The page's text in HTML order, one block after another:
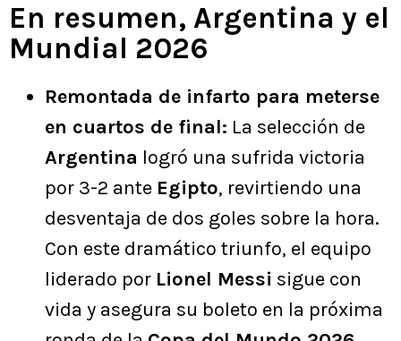
En resumen, Argentina y el
Mundial 2026
Remontada de infarto para meterse
en cuartos de final: La selección de
Argentina logró una sufrida victoria
por 3-2 ante Egipto, revirtiendo una
desventaja de dos goles sobre la hora.
Con este dramático triunfo, el equipo
liderado por Lionel Messi sigue con
vida y asegura su boleto en la próxima